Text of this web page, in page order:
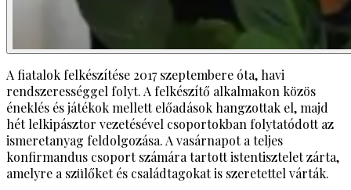
A fiatalok felkészítése 2017 szeptembere óta, havi
rendszerességgel folyt. A felkészítő alkalmakon közös
éneklés és játékok mellett előadások hangzottak el, majd
hét lelkipásztor vezetésével csoportokban folytatódott az
ismeretanyag feldolgozása. A vasárnapot a teljes
konfirmandus csoport számára tartott istentisztelet zárta,
amelyre a szülőket és családtagokat is szeretettel várták.